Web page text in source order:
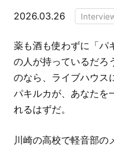
2026.03.26
薬も酒も使わずに「パ
の人が持っているだろ
のなら、ライブハウス
パキルカが、あなたを
れるはずだ。
川崎の高校で軽音部の